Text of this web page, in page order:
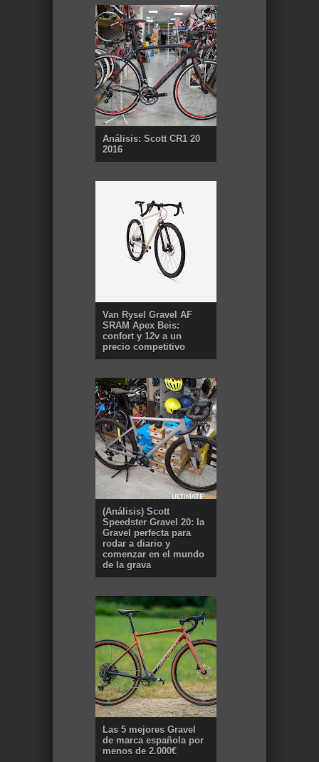
Análisis: Scott CR1 20
2016
Van Rysel Gravel AF
SRAM Apex Beis:
confort y 12v a un
precio competitivo
(Análisis) Scott
Speedster Gravel 20: la
Gravel perfecta para
rodar a diario y
comenzar en el mundo
de la grava
Las 5 mejores Gravel
de marca española por
menos de 2.000€